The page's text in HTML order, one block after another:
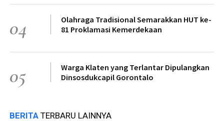
04
Olahraga Tradisional Semarakkan HUT ke-
81 Proklamasi Kemerdekaan
05
Warga Klaten yang Terlantar Dipulangkan
Dinsosdukcapil Gorontalo
BERITA TERBARU LAINNYA